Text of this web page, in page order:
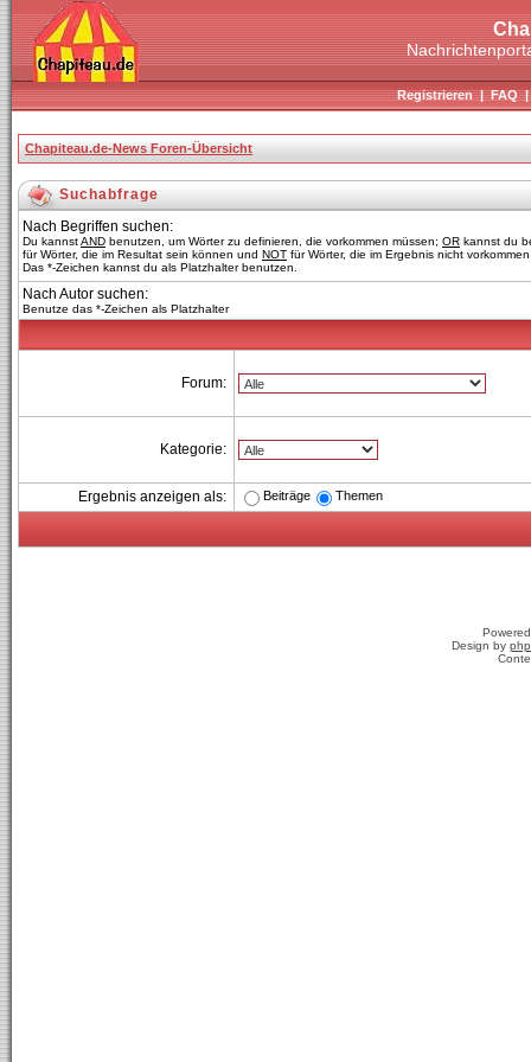
Registrieren|FAQ
Chapiteau.de-News Foren-Übersicht
Suchabfrage
Nach Begriffen suchen:
Du kannstAND benutzen, um Wörter zu definieren, die vorkommen müssen; OR kannst du
für Wörter, die im Resultat sein können und NOT für Wörter, die im Ergebnis nicht
Das *-Zeichen kannst du als Platzhalter benutzen.
Nach Autor suchen:
Benutze das *-Zeichen als Platzhalter
Forum:
Kategorie:
Ergebnis anzeigen als: Beiträge Themen
Design by